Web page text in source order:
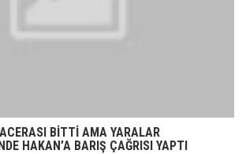
BİTTİ AMA YARALAR
HAKAN’A BARIŞ ÇAĞRISI YAPTI